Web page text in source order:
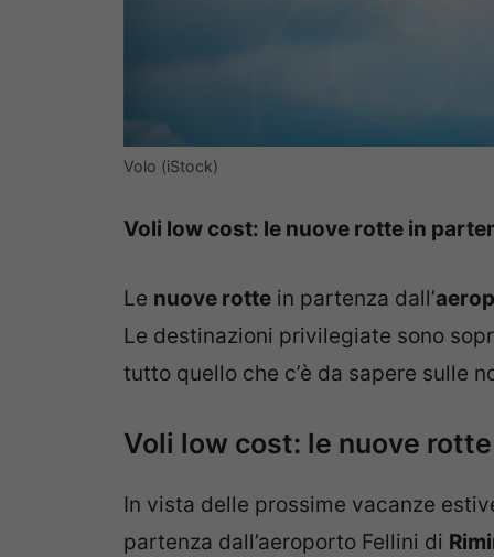
Volo (iStock)
Voli low cost: le nuove rotte in
Le nuove rotte in partenza dall’
Le destinazioni privilegiate sono
tutto quello che c’è da sapere sulle
Voli low cost: le nuove
In vista delle prossime vacanze
partenza dall’aeroporto Fellini di